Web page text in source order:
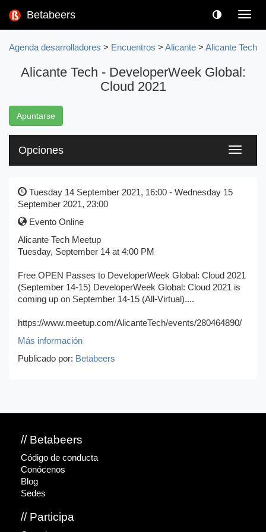
Betabeers
Agenda desarrolladores > Encuentros > Alicante > Alicante Tech
Alicante Tech - DeveloperWeek Global:
Cloud 2021
Apuntarse
Toggle
Opciones
Tuesday 14 September 2021, 16:00 - Wednesday 15
September 2021, 23:00
Evento Online
Alicante Tech Meetup
Tuesday, September 14 at 4:00 PM
Free OPEN Passes to DeveloperWeek Global: Cloud 2021
(September 14-15) DeveloperWeek Global: Cloud 2021 is
coming up on September 14-15 (All-Virtual)....
https://www.meetup.com/AlicanteTech/events/280464890/
Más información
Publicado por: Betabeers
// Betabeers
Código de conducta
Conócenos
Blog
Sedes
// Participa